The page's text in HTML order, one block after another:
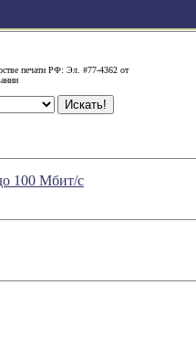
печати РФ: Эл. #77-4362 от
100 Мбит/с